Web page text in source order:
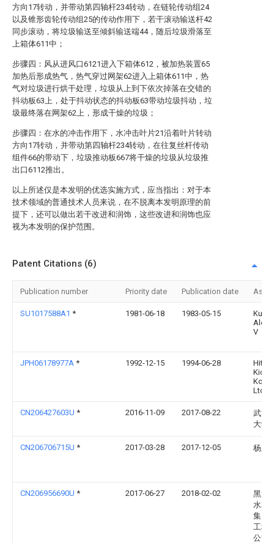
方向17转动，并带动第四轴杆234转动，在链轮传动组24
以及锥形齿轮传动组25的传动作用下，若干滚动输送杆42
同步滚动，将垃圾输送至倾斜输送端44，随后垃圾滑落至
上箱体611中；
步骤四：风从进风口6121进入下箱体612，被加热装置65
加热后形成热气，热气穿过网架62进入上箱体611中，热
气对垃圾进行烘干处理，垃圾从上到下依次掉落在交错的
抖动板63上，处于抖动状态的抖动板63带动垃圾抖动，垃
圾最终落在网架62上，形成干燥的垃圾；
步骤四：在水的冲击作用下，水冲击叶片21沿着叶片转动
方向17转动，并带动第四轴杆234转动，在往复丝杆传动
组件66的带动下，垃圾推动板667将干燥的垃圾从垃圾推
出口6112推出。
以上所述仅是本发明的优选实施方式，应当指出：对于本
技术领域的普通技术人员来说，在不脱离本发明原理的前
提下，还可以做出若干改进和润饰，这些改进和润饰也应
视为本发明的保护范围。
Patent Citations (6)
Publication number Priority date Publication date
SU1017588A1 * 1981-06-18 1983-05-15
V
JPH06178977A * 1992-12-15 1994-06-28
Kiden
Ltd
CN206427603U * 2016-11-09 2017-08-22
武汉
大学
CN206706715U * 2017-03-28 2017-12-05 杨立
CN206956690U * 2017-06-27 2018-02-02
黑龙
水利
集团
工程
公司